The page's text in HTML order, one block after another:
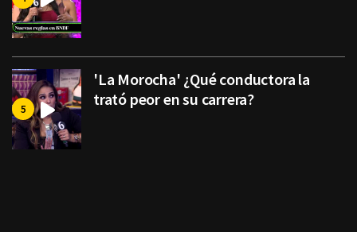
'La Morocha' ¿Qué conductora la
trató peor en su carrera?